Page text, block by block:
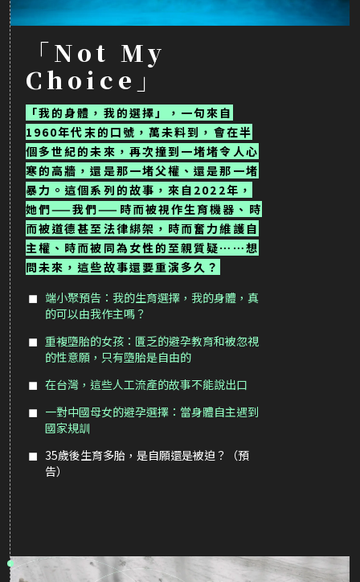
「Not My
Choice」
「我的身體，我的選擇」，一句來自
1960年代末的口號，萬未料到，會在半
個多世紀的未來，再次撞到一堵堵令人心
寒的高牆，還是那一堵父權、還是那一堵
暴力。這個系列的故事，來自2022年，
她們——我們——時而被視作生育機器、時
而被道德甚至法律綁架，時而奮力維護自
主權、時而被同為女性的至親質疑⋯⋯想
問未來，這些故事還要重演多久？
端小聚預告：我的生育選擇，我的身體，真
的可以由我作主嗎？
重複墮胎的女孩：匱乏的避孕教育和被忽視
的性意願，只有墮胎是自由的
在台灣，這些人工流產的故事不能說出口
一對中國母女的避孕選擇：當身體自主遇到
國家規訓
35歲後生育多胎，是自願還是被迫？（預
告）